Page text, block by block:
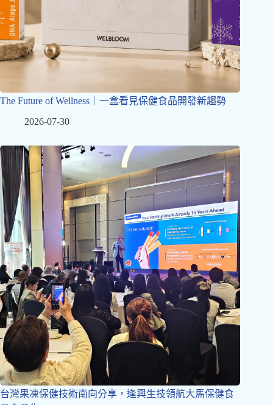
The Future of Wellness｜一盒看見保健食品開發新趨勢
2026-07-30
台灣果凍保健技術南向分享，逢興生技領航大馬保健食